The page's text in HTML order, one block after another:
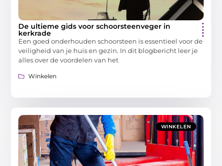
De ultieme gids voor schoorsteenveger in
kerkrade
Een goed onderhouden schoorsteen is essentieel voor de
veiligheid van je huis en gezin. In dit blogbericht leer je
alles over de voordelen van het
Winkelen
WINKELEN